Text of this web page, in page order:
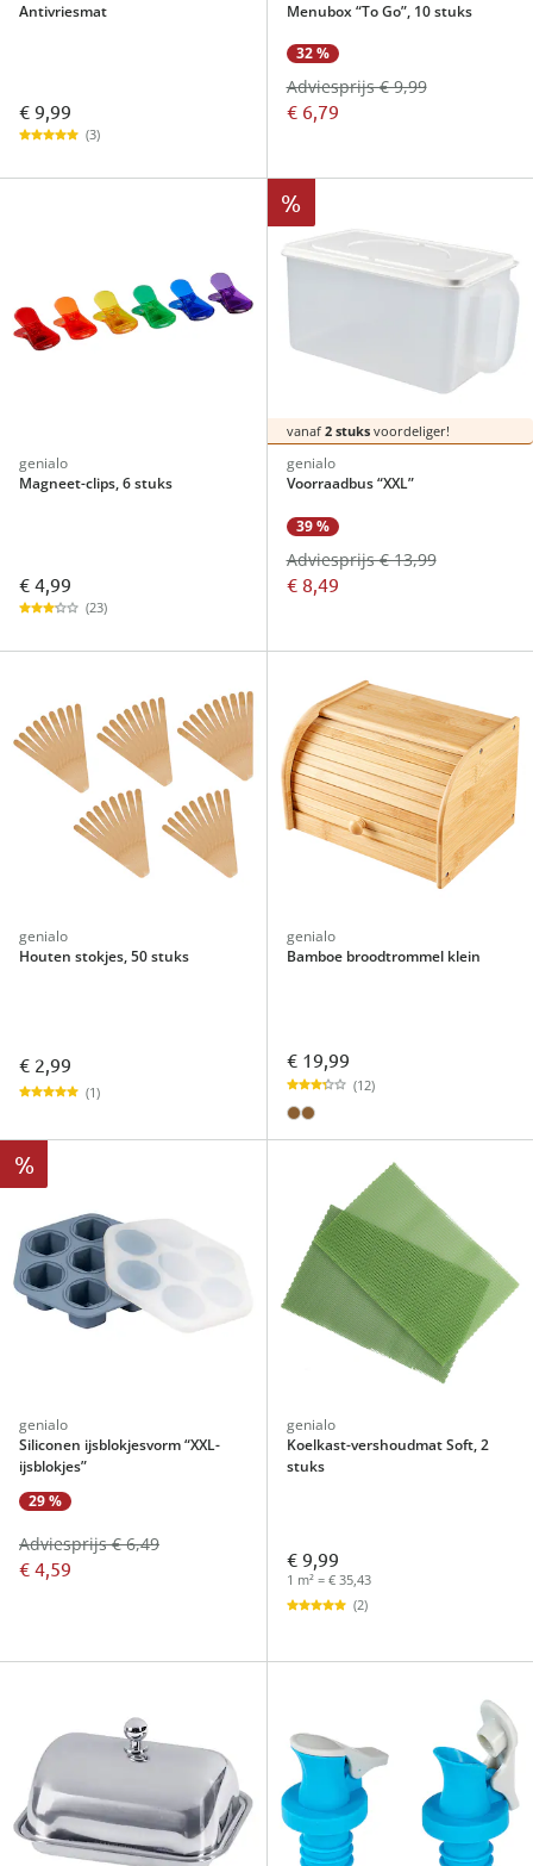
Antivriesmat
€ 9,99
(3)
Menubox “To Go”, 10 stuks
32 %
€ 6,79
Adviesprijs € 9,99
genialo
Magneet-clips, 6 stuks
€ 4,99
(23)
%
vanaf 2 stuksvoordeliger!
genialo
Voorraadbus “XXL”
39 %
€ 8,49
Adviesprijs € 13,99
genialo
Houten stokjes, 50 stuks
€ 2,99
(1)
genialo
Bamboe broodtrommel klein
€ 19,99
(12)
%
genialo
Siliconen ijsblokjesvorm “XXL-
ijsblokjes”
29 %
€ 4,59
Adviesprijs € 6,49
genialo
Koelkast-vershoudmat Soft, 2
stuks
€ 9,99
1 m² = € 35,43
(2)